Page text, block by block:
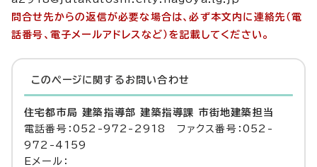
問合せ先からの返信が必要な場合は、必ず本文内に連絡先（電
話番号、電子メールアドレスなど）を記載してください。
このページに関する お問い合わせ
住宅都市局 建築指導部 建築指導課 市街地建築担当
電話番号：052-972-2918 ファクス番号：052-
972-4159
Eメール：